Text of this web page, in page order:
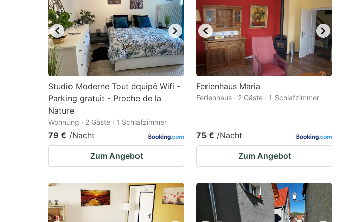
Studio Moderne Tout équipé Wifi -
Parking gratuit - Proche de la
Nature
Wohnung · 2 Gäste · 1 Schlafzimmer
79 € /Nacht
Zum Angebot
Ferienhaus Maria
Ferienhaus · 2 Gäste · 1 Schlafzimmer
75 € /Nacht
Zum Angebot